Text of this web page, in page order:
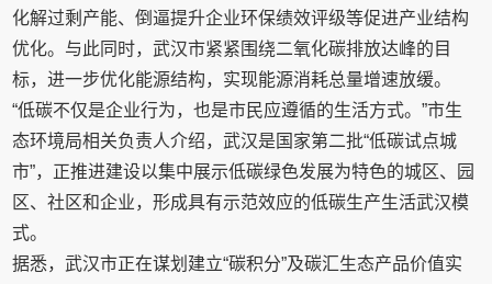
化解过剩产能、倒逼提升企业环保绩效评级等促进产业结构
优化。与此同时，武汉市紧紧围绕二氧化碳排放达峰的目
标，进一步优化能源结构，实现能源消耗总量增速放缓。
“低碳不仅是企业行为，也是市民应遵循的生活方式。”市生
态环境局相关负责人介绍，武汉是国家第二批“低碳试点城
市”，正推进建设以集中展示低碳绿色发展为特色的城区、园
区、社区和企业，形成具有示范效应的低碳生产生活武汉模
式。
据悉，武汉市正在谋划建立“碳积分”及碳汇生态产品价值实